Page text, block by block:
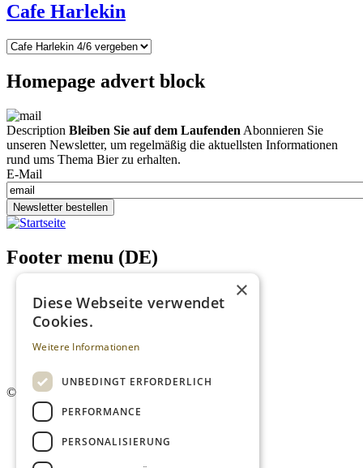
Cafe Harlekin
Homepage advert block
Description Bleiben Sie auf dem Laufenden Abonnieren Sie
unseren Newsletter, um regelmäßig die aktuellsten Informationen
rund ums Thema Bier zu erhalten.
E-Mail
Newsletter bestellen
Footer menu (DE)
Impressum
Kontakt
AGB
© 2026. Alle Rechte vorbehalten.
×
Diese Webseite verwendet
Cookies.
Weitere Informationen
UNBEDINGT ERFORDERLICH
PERFORMANCE
PERSONALISIERUNG